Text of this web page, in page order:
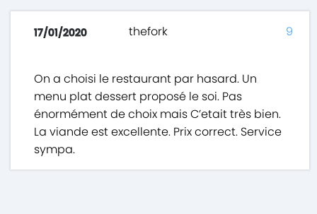
17/01/2020 thefork
On a choisi le restaurant par hasard. Un
menu plat dessert proposé le soi. Pas
énormément de choix mais C’etait très bien.
La viande est excellente. Prix correct. Service
sympa.
9